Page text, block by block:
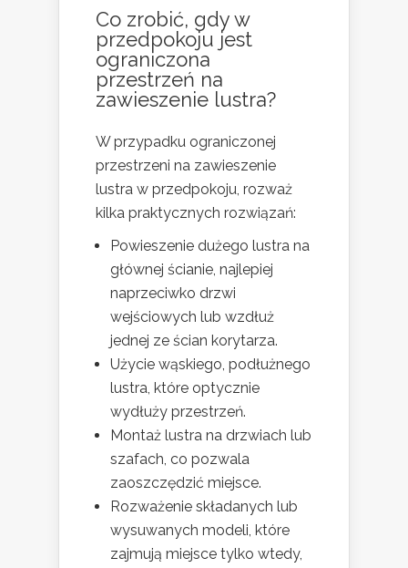
Co zrobić, gdy w
przedpokoju jest
ograniczona
przestrzeń na
zawieszenie lustra?
W przypadku ograniczonej
przestrzeni na zawieszenie
lustra w przedpokoju, rozważ
kilka praktycznych rozwiązań:
Powieszenie dużego lustra na
głównej ścianie, najlepiej
naprzeciwko drzwi
wejściowych lub wzdłuż
jednej ze ścian korytarza.
Użycie wąskiego, podłużnego
lustra, które optycznie
wydłuży przestrzeń.
Montaż lustra na drzwiach lub
szafach, co pozwala
zaoszczędzić miejsce.
Rozważenie składanych lub
wysuwanych modeli, które
zajmują miejsce tylko wtedy,